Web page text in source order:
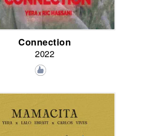
Connection
2022